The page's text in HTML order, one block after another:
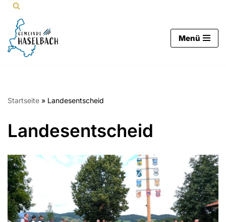
Zum
Inhalt
springen
Menü
Startseite » Landesentscheid
Landesentscheid